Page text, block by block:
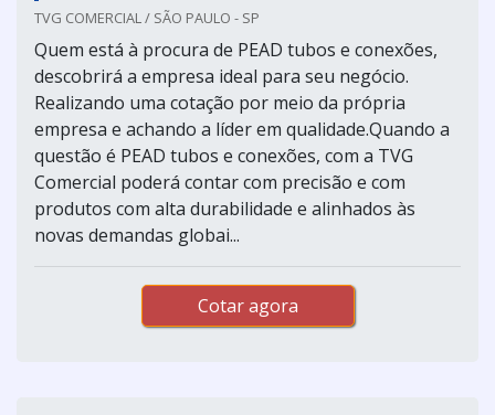
TVG COMERCIAL / SÃO PAULO - SP
Quem está à procura de PEAD tubos e conexões,
descobrirá a empresa ideal para seu negócio.
Realizando uma cotação por meio da própria
empresa e achando a líder em qualidade.Quando a
questão é PEAD tubos e conexões, com a TVG
Comercial poderá contar com precisão e com
produtos com alta durabilidade e alinhados às
novas demandas globai...
Cotar agora